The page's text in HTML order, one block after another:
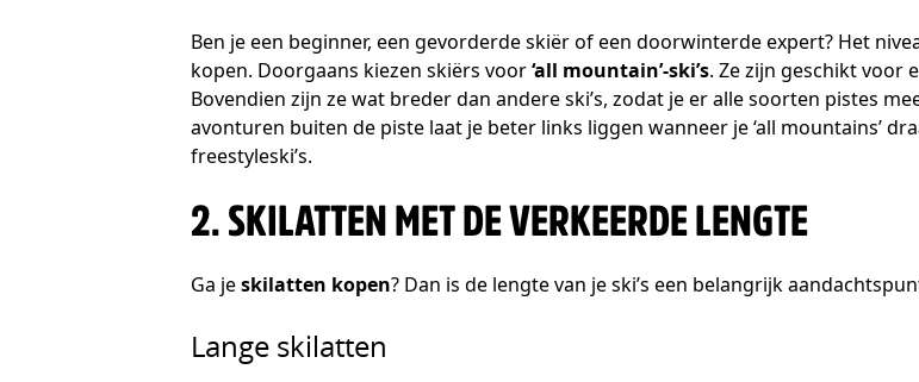
Ben je een beginner, een gevorderde skiër of een doorwinterde expert? Het
kopen. Doorgaans kiezen skiërs voor‘all mountain’-ski’s. Ze zijn geschikt voor
Bovendien zijn ze wat breder dan andere ski’s, zodat je er alle soorten pistes
avonturen buiten de piste laat je beter links liggen wanneer je ‘all mountains’
freestyleski’s.
2. SKILATTEN MET DE VERKEERDE LENGTE
Ga jeskilatten kopen? Dan is de lengte van je ski’s een belangrijk
Lange skilatten